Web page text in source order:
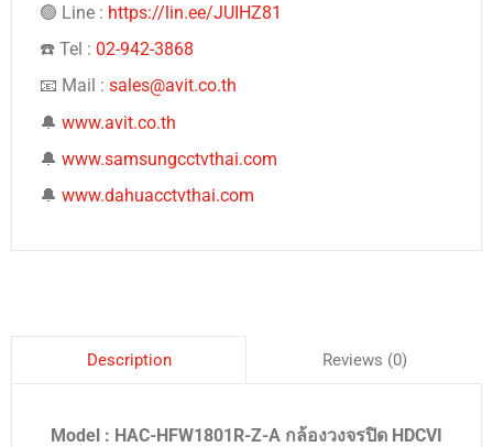
🟢 Line : https://lin.ee/JUIHZ81
☎️ Tel : 02-942-3868
📧 Mail : sales@avit.co.th
🔔 www.avit.co.th
🔔 www.samsungcctvthai.com
🔔 www.dahuacctvthai.com
Description Reviews (0)
Model : HAC-HFW1801R-Z-A กล้องวงจรปิด HDCVI